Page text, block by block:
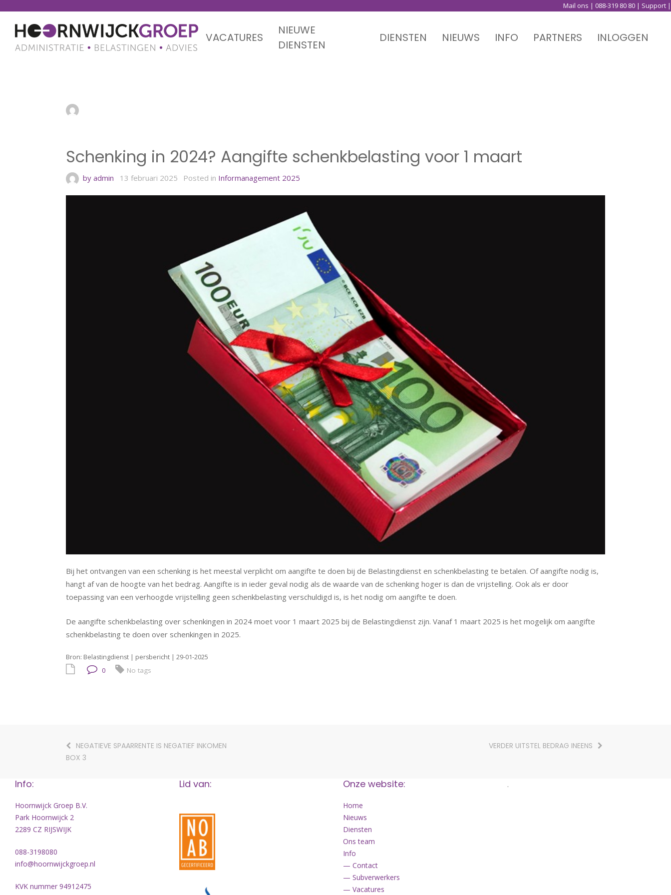
Mail ons | 088-319 80 80 | Support |
VACATURES
NIEUWE
DIENSTEN
DIENSTEN NIEUWS INFO PARTNERS INLOGGEN
Schenking in 2024? Aangifte schenkbelasting voor 1 maart
by admin 13 februari 2025 Posted in Informanagement 2025
Bij het ontvangen van een schenking is het meestal verplicht om aangifte te doen bij de Belastingdienst en schenkbelasting te betalen. Of aangifte nodig is,
hangt af van de hoogte van het bedrag. Aangifte is in ieder geval nodig als de waarde van de schenking hoger is dan de vrijstelling. Ook als er door
toepassing van een verhoogde vrijstelling geen schenkbelasting verschuldigd is, is het nodig om aangifte te doen.
De aangifte schenkbelasting over schenkingen in 2024 moet voor 1 maart 2025 bij de Belastingdienst zijn. Vanaf 1 maart 2025 is het mogelijk om aangifte
schenkbelasting te doen over schenkingen in 2025.
Bron: Belastingdienst | persbericht | 29-01-2025
0 No tags
NEGATIEVE SPAARRENTE IS NEGATIEF INKOMEN
BOX 3
VERDER UITSTEL BEDRAG INEENS
Info:
Hoornwijck Groep B.V.
Park Hoornwijck 2
2289 CZ RIJSWIJK
088-3198080
info@hoornwijckgroep.nl
KVK nummer 94912475
Lid van: Onze website:
Home
Nieuws
Diensten
Ons team
Info
— Contact
— Subverwerkers
— Vacatures
.